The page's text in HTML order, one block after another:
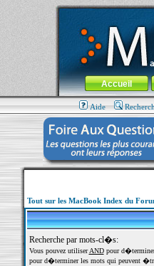
MacBook-fr.com : 100%
Aller au contenu-Aller
Menu général
Accueil
Aide
Tout sur les MacBook Index du
Recherche par mots-cl�s:
Vous pouvez utiliserANDpour
pour d�terminer les mots qui peuvent